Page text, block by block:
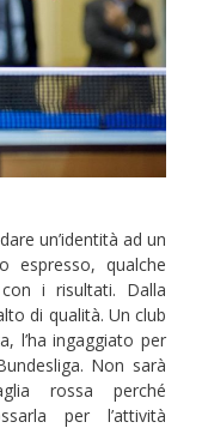
un’identità ad un
espresso, qualche
i risultati. Dalla
di qualità. Un club
l’ha ingaggiato per
Non sarà
rossa perché
per l’attività